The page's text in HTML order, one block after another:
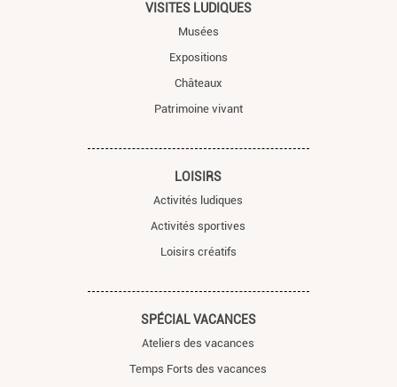
VISITES LUDIQUES
Musées
Expositions
Châteaux
Patrimoine vivant
LOISIRS
Activités ludiques
Activités sportives
Loisirs créatifs
SPÉCIAL VACANCES
Ateliers des vacances
Temps Forts des vacances